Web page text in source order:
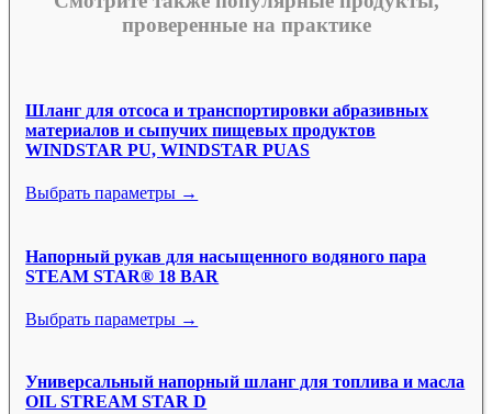
проверенные на практике
Шланг для отсоса и транспортировки абразивных
материалов и сыпучих пищевых продуктов
WINDSTAR PU, WINDSTAR PUAS
Выбрать параметры →
Напорный рукав для насыщенного водяного пара
STEAM STAR® 18 BAR
Выбрать параметры →
Универсальный напорный шланг для топлива и масла
OIL STREAM STAR D